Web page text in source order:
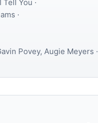
Tell You ·
·
Povey, Augie Meyers ·